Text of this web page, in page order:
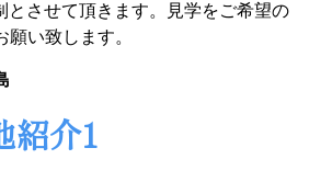
とさせて頂きます。見学をご希望の
い致します。